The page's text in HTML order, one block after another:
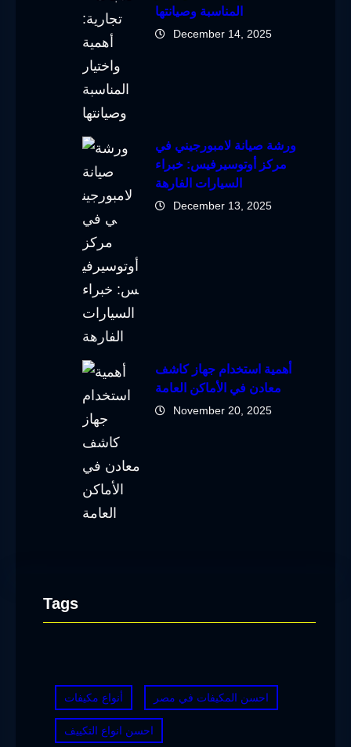
المناسبة وصيانتها
December 14, 2025
ورشة صيانة لامبورجيني في
مركز أوتوسيرفيس: خبراء
السيارات الفارهة
December 13, 2025
أهمية استخدام جهاز كاشف
معادن في الأماكن العامة
November 20, 2025
Tags
أنواع مكيفات احسن المكيفات في مصر
احسن انواع التكييف